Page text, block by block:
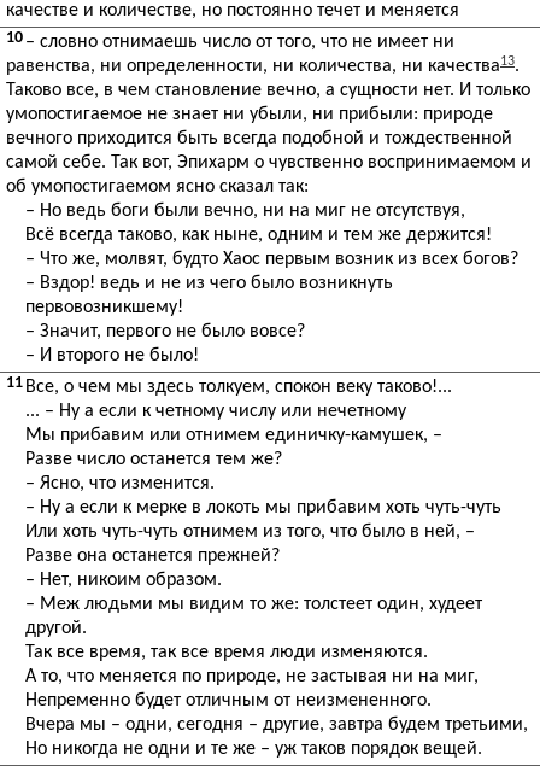
качестве и количестве, но постоянно течет и меняется
10 – словно отнимаешь число от того, что не имеет ни
равенства, ни определенности, ни количества, ни качества13.
Таково все, в чем становление вечно, а сущности нет. И только
умопостигаемое не знает ни убыли, ни прибыли: природе
вечного приходится быть всегда подобной и тождественной
самой себе. Так вот, Эпихарм о чувственно воспринимаемом и
об умопостигаемом ясно сказал так:
– Но ведь боги были вечно, ни на миг не отсутствуя,
Всё всегда таково, как ныне, одним и тем же держится!
– Что же, молвят, будто Хаос первым возник из всех богов?
– Вздор! ведь и не из чего было возникнуть
первовозникшему!
– Значит, первого не было вовсе?
– И второго не было!
11 Все, о чем мы здесь толкуем, спокон веку таково!...
... – Ну а если к четному числу или нечетному
Мы прибавим или отнимем единичку-камушек, –
Разве число останется тем же?
– Ясно, что изменится.
– Ну а если к мерке в локоть мы прибавим хоть чуть-чуть
Или хоть чуть-чуть отнимем из того, что было в ней, –
Разве она останется прежней?
– Нет, никоим образом.
– Меж людьми мы видим то же: толстеет один, худеет
другой.
Так все время, так все время люди изменяются.
А то, что меняется по природе, не застывая ни на миг,
Непременно будет отличным от неизмененного.
Вчера мы – одни, сегодня – другие, завтра будем третьими,
Но никогда не одни и те же – уж таков порядок вещей.